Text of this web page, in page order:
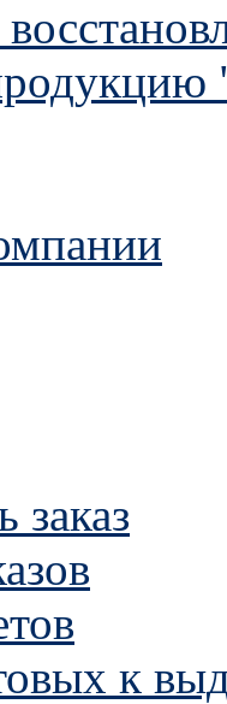
заказ
к